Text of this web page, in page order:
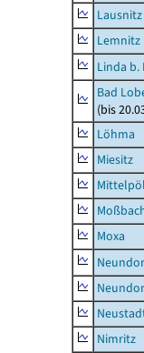
Lemnitz
Linda b.
Bad
(bis
Löhma
Miesitz
Moxa
Nimritz